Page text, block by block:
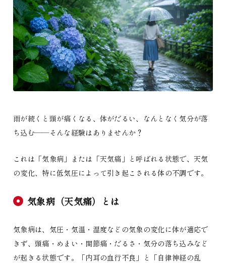
雨が続くと頭が痛くなる、体がだるい、なんとなく気分が落
ち込む——そんな経験はありませんか？
これは「気象病」または「天気痛」と呼ばれる状態で、天気
の変化、特に低気圧によって引き起こされる体の不調です。
気象病（天気痛）とは
気象病は、気圧・気温・湿度などの気象の変化に体が適応で
きず、頭痛・めまい・関節痛・だるさ・気分の落ち込みなど
が起きる状態です。「内耳の血行不良」と「自律神経の乱